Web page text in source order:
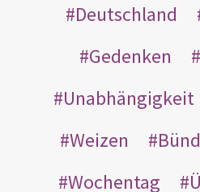
Deutschland
Gedenken
Unabhängigkeit
Weizen
Wochentag